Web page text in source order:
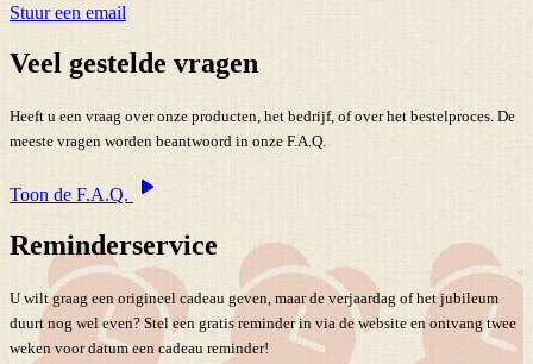
Stuur een email
Veel gestelde vragen
Heeft u een vraag over onze producten, het bedrijf, of over het bestelproces. De
meeste vragen worden beantwoord in onze F.A.Q.
Toon de F.A.Q.
Reminderservice
U wilt graag een origineel cadeau geven, maar de verjaardag of het jubileum
duurt nog wel even? Stel een gratis reminder in via de website en ontvang twee
weken voor datum een cadeau reminder!